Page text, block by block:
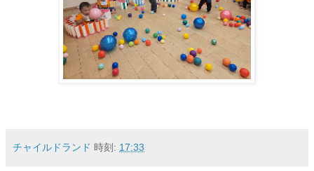
チャイルドランド 時刻: 17:33